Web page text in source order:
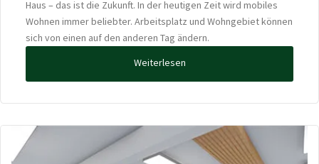
Haus – das ist die Zukunft. In der heutigen Zeit wird mobiles
Wohnen immer beliebter. Arbeitsplatz und Wohngebiet können
sich von einen auf den anderen Tag ändern.
Weiterlesen